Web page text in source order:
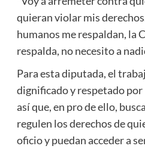
quieran violar mis
humanos me respaldan, la
respalda, no necesito a
Para esta diputada, el
dignificado y respetado por
así que, en pro de ello,
regulen los derechos de
oficio y puedan acceder a